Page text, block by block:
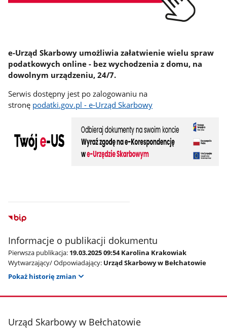
e-Urząd Skarbowy umożliwia załatwienie wielu spraw
podatkowych online - bez wychodzenia z domu, na
dowolnym urządzeniu, 24/7.
Serwis dostępny jest po zalogowaniu na
stronę podatki.gov.pl - e-Urząd Skarbowy
Informacje o publikacji dokumentu
Pierwsza publikacja: 19.03.2025 09:54 Karolina Krakowiak
Wytwarzający/ Odpowiadający: Urząd Skarbowy w Bełchatowie
Pokaż historię zmian
stopka
Urząd Skarbowy w Bełchatowie